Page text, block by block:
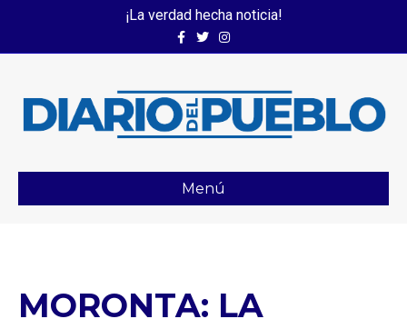
¡La verdad hecha noticia!
FacebookTwitterInstagram
Menú
MORONTA: LA